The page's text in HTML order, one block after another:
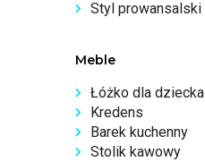
Styl prowansalski
Meble
Łóżko dla dziecka
Kredens
Barek kuchenny
Stolik kawowy